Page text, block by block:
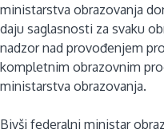
ministarstva obrazovanja
daju saglasnosti za svaku
nadzor nad provođenjem
kompletnim obrazovnim
ministarstva obrazovanja.
Bivši federalni ministar